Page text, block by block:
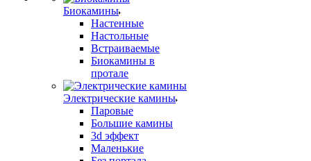
Биокамины
Настенные
Настольные
Встраиваемые
Биокамины в
протале
Электрические камины
Паровые
Большие камины
3d эффект
Маленькие